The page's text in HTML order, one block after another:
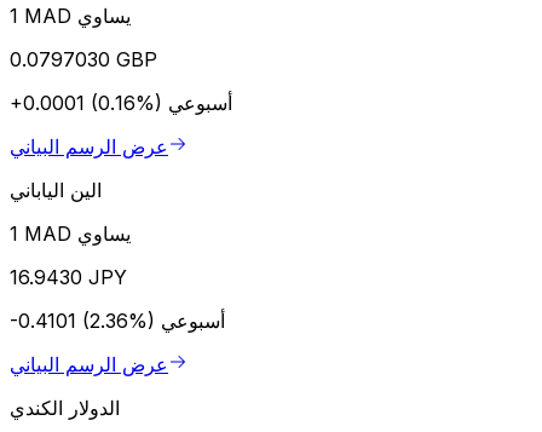
1 MAD يساوي
0.0797030 GBP
+0.0001 (0.16%) أسبوعي
عرض الرسم البياني
الين الياباني
1 MAD يساوي
16.9430 JPY
-0.4101 (2.36%) أسبوعي
عرض الرسم البياني
الدولار الكندي